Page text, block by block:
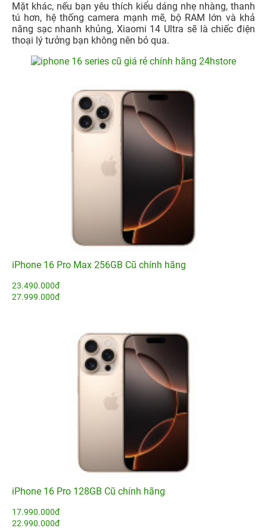
Mặt khác, nếu bạn yêu thích kiểu dáng nhẹ nhàng, thanh
tú hơn, hệ thống camera mạnh mẽ, bộ RAM lớn và khả
năng sạc nhanh khủng, Xiaomi 14 Ultra sẽ là chiếc điện
thoại lý tưởng bạn không nên bỏ qua.
iPhone 16 Pro Max 256GB Cũ chính hãng
23.490.000đ
27.999.000đ
iPhone 16 Pro 128GB Cũ chính hãng
17.990.000đ
22.990.000đ